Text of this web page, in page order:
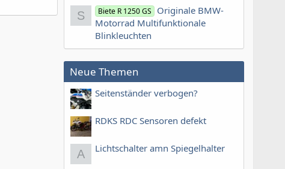
S Biete R 1250 GS
Originale BMW-
Motorrad Multifunktionale
Blinkleuchten
Neue Themen
Seitenständer verbogen?
RDKS RDC Sensoren defekt
A Lichtschalter amn Spiegelhalter